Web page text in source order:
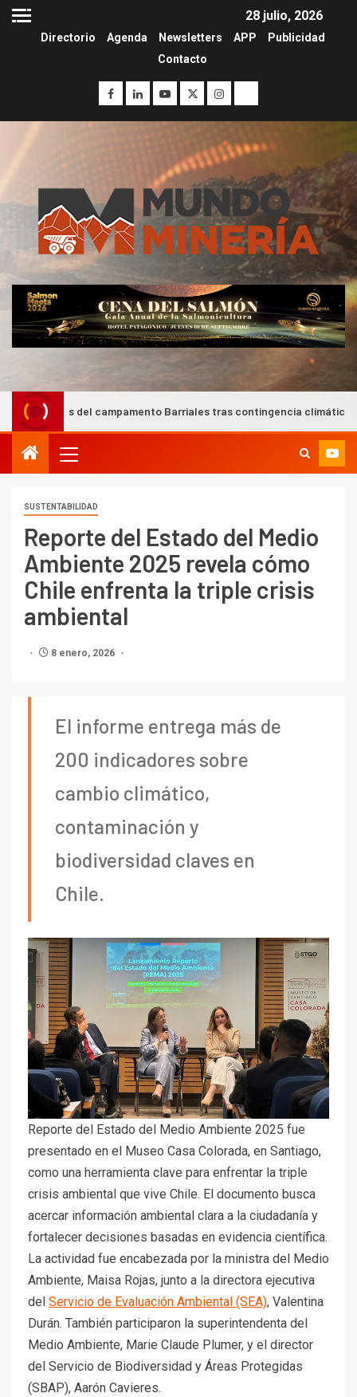
28 julio, 2026
Directorio Agenda Newsletters APP
Publicidad
Contacto
campamento Barriales tras contingencia climática
SUSTENTABILIDAD
Reporte del Estado del Medio
Ambiente 2025 revela cómo
Chile enfrenta la triple crisis
ambiental
8 enero, 2026
El informe entrega más de
200 indicadores sobre
cambio climático,
contaminación y
biodiversidad claves en
Chile.
Reporte del Estado del Medio Ambiente 2025 fue
presentado en el Museo Casa Colorada, en Santiago,
como una herramienta clave para enfrentar la triple
crisis ambiental que vive Chile. El documento busca
acercar información ambiental clara a la ciudadanía y
fortalecer decisiones basadas en evidencia científica.
La actividad fue encabezada por la ministra del Medio
Ambiente, Maisa Rojas, junto a la directora ejecutiva
del Servicio de Evaluación Ambiental (SEA), Valentina
Durán. También participaron la superintendenta del
Medio Ambiente, Marie Claude Plumer, y el director
del Servicio de Biodiversidad y Áreas Protegidas
(SBAP), Aarón Cavieres.